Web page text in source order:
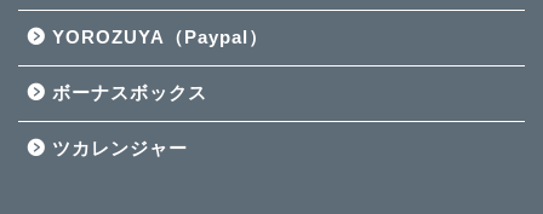
YOROZUYA（Paypal）
ボーナスボックス
ツカレンジャー